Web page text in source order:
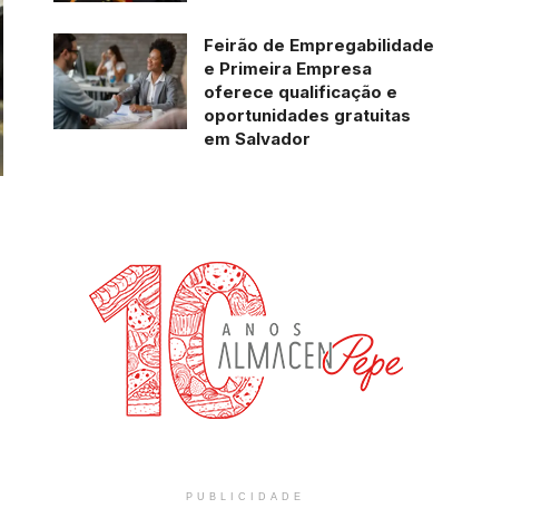
Feirão de Empregabilidade
e Primeira Empresa
oferece qualificação e
oportunidades gratuitas
em Salvador
PUBLICIDADE